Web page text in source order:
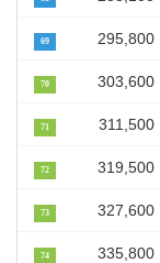
69 295,800
70 303,600
71 311,500
72 319,500
73 327,600
74 335,800